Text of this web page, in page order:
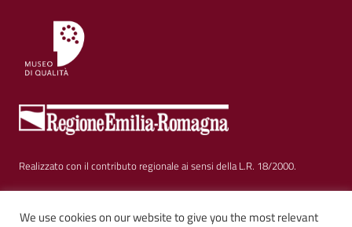
Realizzato con il contributo regionale ai sensi della L.R. 18/2000.
Sezione Link Utili
Privacy | Cookie policy | Note legali | Contatti |
We use cookies on our website to give you the most relevant